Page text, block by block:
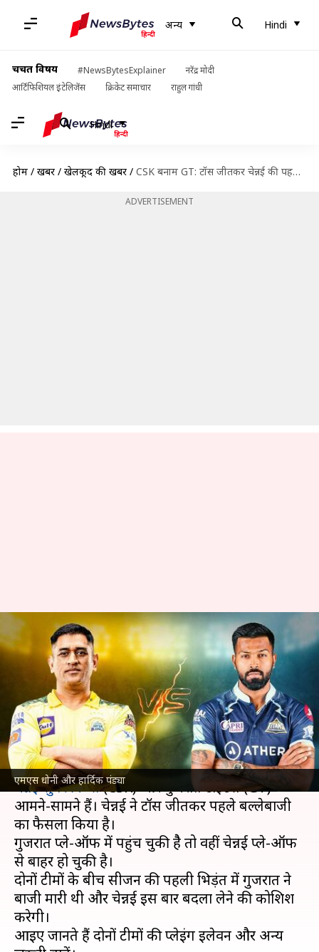
अन्य Hindi
चर्चित विषय #NewsBytesExplainer
नरेंद्र मोदी
आर्टिफिशियल इंटेलिजेंस
क्रिकेट समाचार राहुल गांधी
Hindi
होम / खबरें / खेलकूद की खबरें / CSK बनाम GT: टॉस जीतकर चेन्नई की पहले बल्लेबाजी, जानें दोनों टीमों की प्लेइंंग इलेवन
ADVERTISEMENT
एमएस धोनी और हार्दिक पंड्या
CSK बनाम GT: टॉस जीतकर चेन्नई
की पहले बल्लेबाजी, जानें दोनों टीमों
की प्लेइंंग इलेवन
लेखन अंकित पसबोला May 15, 2022 03:10 pm
क्या है खबर?
इंडियन प्रीमियर लीग(IPL) 2022 के 62वें मुकाबले में
चेन्नई सुपर किंग्स(CSK) और गुजरात टाइटंस (GT)
आमने-सामने हैं। चेन्नई ने टॉस जीतकर पहले बल्लेबाजी
का फैसला किया है।
गुजरात प्ले-ऑफ में पहुंच चुकी हैै तो वहीं चेन्नई प्ले-ऑफ
से बाहर हो चुकी है।
दोनों टीमों के बीच सीजन की पहली भिड़ंत में गुजरात ने
बाजी मारी थी और चेन्नई इस बार बदला लेने की कोशिश
करेगी।
आइए जानते हैं दोनों टीमों की प्लेइंग इलेवन और अन्य